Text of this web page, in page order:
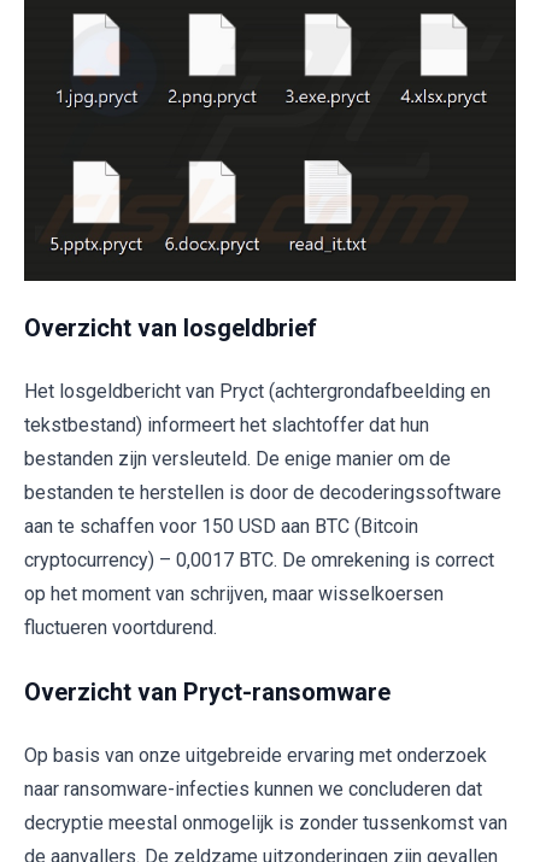
Overzicht van losgeldbrief
Het losgeldbericht van Pryct (achtergrondafbeelding en
tekstbestand) informeert het slachtoffer dat hun
bestanden zijn versleuteld. De enige manier om de
bestanden te herstellen is door de decoderingssoftware
aan te schaffen voor 150 USD aan BTC (Bitcoin
cryptocurrency) – 0,0017 BTC. De omrekening is correct
op het moment van schrijven, maar wisselkoersen
fluctueren voortdurend.
Overzicht van Pryct-ransomware
Op basis van onze uitgebreide ervaring met onderzoek
naar ransomware-infecties kunnen we concluderen dat
decryptie meestal onmogelijk is zonder tussenkomst van
de aanvallers. De zeldzame uitzonderingen zijn gevallen